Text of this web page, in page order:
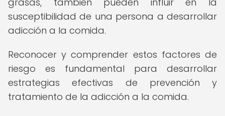
susceptibilidad de una persona a desarrollar
adicción a la comida.
Reconocer y comprender estos factores de
riesgo es fundamental para desarrollar
estrategias efectivas de prevención y
tratamiento de la adicción a la comida.